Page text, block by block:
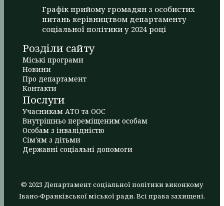
Графік прийому громадян з особистих
питань керівництвом департаменту
соціальної політики у 2024 році
Розділи сайту
Міські програми
Новини
Про департамент
Контакти
Послуги
Учасникам АТО та ООС
Внутрішньо переміщеним особам
Особам з інвалідністю
Сім'ям з дітьми
Державні соціальні допомоги
© 2023 Департамент соціальної політики виконкому
Івано-Франківської міської ради. Всі права захищені.